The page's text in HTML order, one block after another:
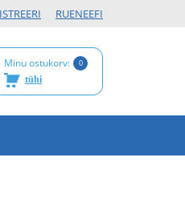
RUENEEFI
Minu ostukorv: 0
tühi